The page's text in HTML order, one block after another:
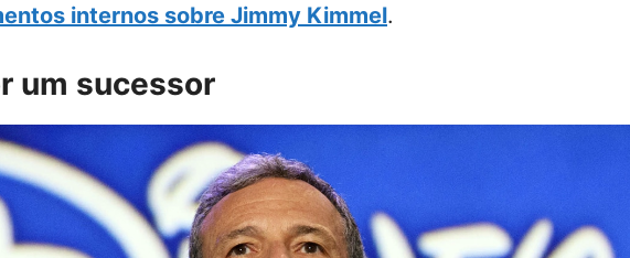
internos sobre Jimmy Kimmel.
um sucessor